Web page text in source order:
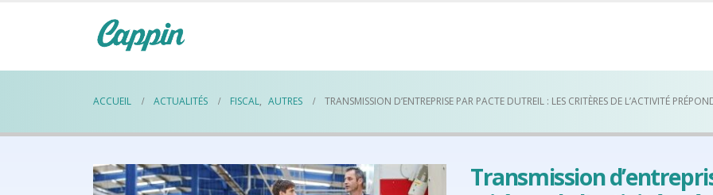
ACCUEIL ACTUALITÉS FISCAL, AUTRES TRANSMISSION D’ENTREPRISE PAR PACTE DUTREIL : LES CRITÈRES DE L’ACTIVITÉ
Transmission